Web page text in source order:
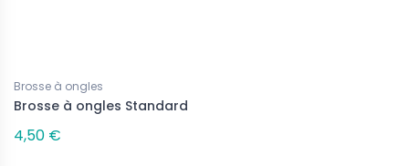
Brosse à ongles
Brosse à ongles Standard
4,50 €